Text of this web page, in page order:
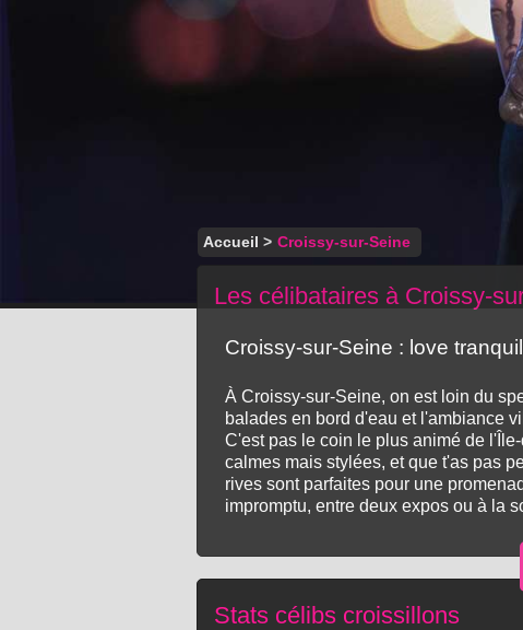
Accueil > Croissy-sur-Seine
Les célibataires à Croissy-
Croissy-sur-Seine : love
À Croissy-sur-Seine, on est loin du
balades en bord d'eau et l'ambiance
C'est pas le coin le plus animé de
calmes mais stylées, et que t'as pas
rives sont parfaites pour une
impromptu, entre deux expos ou à la
Stats célibs croissillons